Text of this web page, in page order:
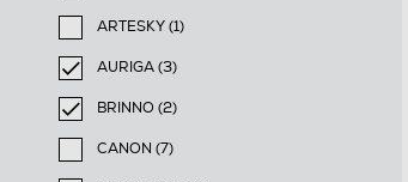
Filtra per Marca: AAAMAZE
ARTESKY (1)
Filtra per Marca: ARTESKY
AURIGA (3)
selected Filtro applicato per Marca:
BRINNO (2)
selected Filtro applicato per Marca:
CANON (7)
Filtra per Marca: CANON